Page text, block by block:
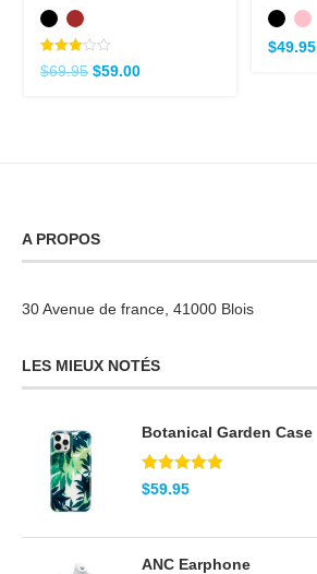
Note
3.00
$69.95 $59.00
$49.95
A PROPOS
30 Avenue de france, 41000 Blois
LES MIEUX NOTÉS
Botanical Garden Case
Note5.00
sur 5
$59.95
ANC Earphone